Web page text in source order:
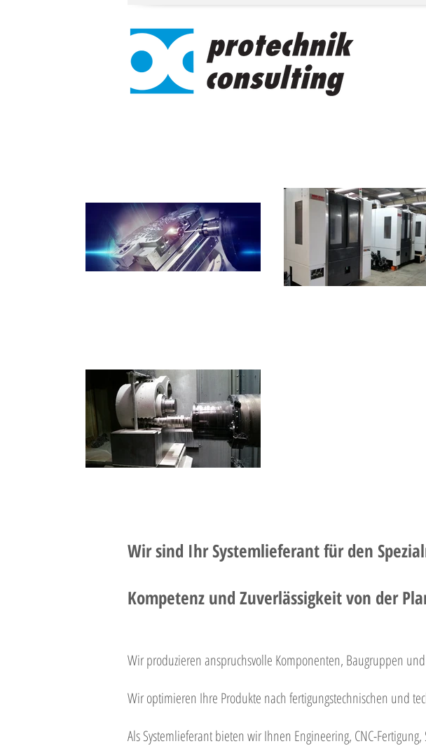
Wir sind Ihr Systemlieferant für den
Kompetenz und Zuverlässigkeit von der
Wir produzieren anspruchsvolle Komponenten, Baugruppen
Wir optimieren Ihre Produkte nach fertigungstechnischen und
Als Systemlieferant bieten wir Ihnen Engineering, CNC-